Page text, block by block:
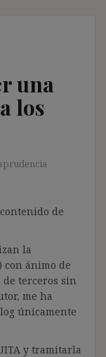
una
los
de
la
ánimo de
terceros sin
me ha
únicamente
y tramitarla